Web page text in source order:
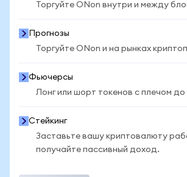
Торгуйте ONon внутри и между
Прогнозы
Торгуйте ONon и на рынках
Фьючерсы
Лонг или шорт токенов с плечом до
Стейкинг
Заставьте вашу криптовалюту
получайте пассивный доход.